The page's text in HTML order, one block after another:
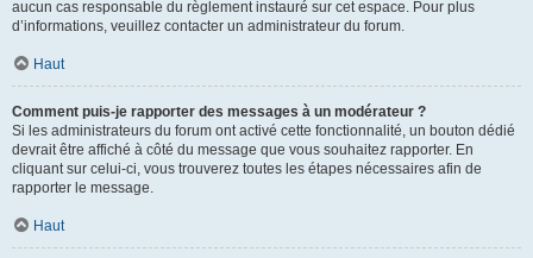
aucun cas responsable du règlement instauré sur cet espace. Pour plus
d’informations, veuillez contacter un administrateur du forum.
Haut
Comment puis-je rapporter des messages à un modérateur ?
Si les administrateurs du forum ont activé cette fonctionnalité, un bouton dédié
devrait être affiché à côté du message que vous souhaitez rapporter. En
cliquant sur celui-ci, vous trouverez toutes les étapes nécessaires afin de
rapporter le message.
Haut